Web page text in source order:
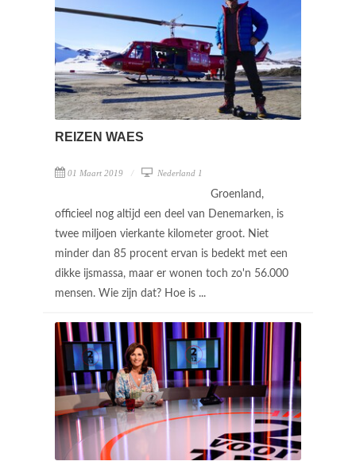
REIZEN WAES
01 Maart 2019 Nederland 1
Groenland,
officieel nog altijd een deel van Denemarken, is
twee miljoen vierkante kilometer groot. Niet
minder dan 85 procent ervan is bedekt met een
dikke ijsmassa, maar er wonen toch zo'n 56.000
mensen. Wie zijn dat? Hoe is ...